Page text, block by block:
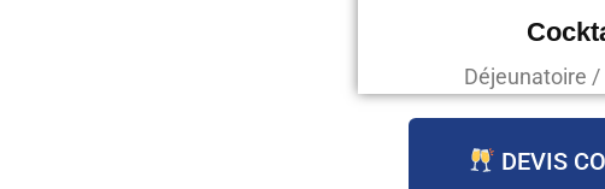
Déjeunatoire /
DEVIS